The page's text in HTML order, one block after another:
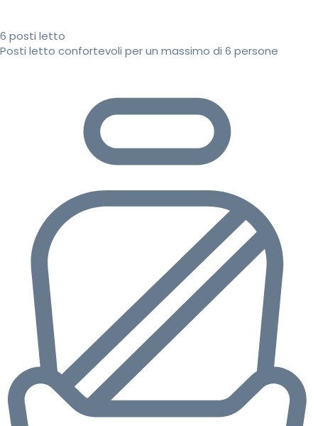
6 posti letto
Posti letto confortevoli per un massimo di 6 persone